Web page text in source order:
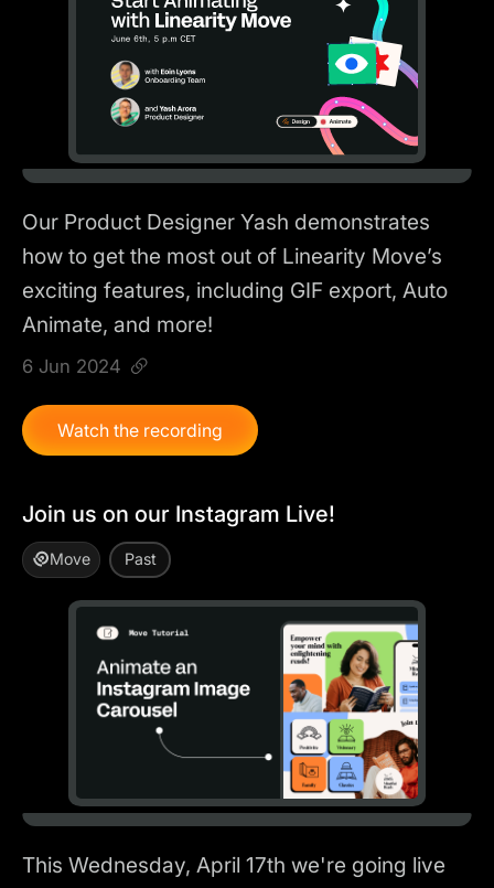
Our Product Designer Yash demonstrates
how to get the most out of Linearity Move’s
exciting features, including GIF export, Auto
Animate, and more!
6 Jun 2024
Watch the recording
Join us on our Instagram Live!
Move Past
This Wednesday, April 17th we're going live